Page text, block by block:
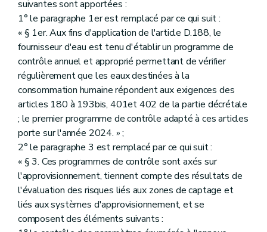
suivantes sont apportées :
1° le paragraphe 1er est remplacé par ce qui suit :
« § 1er. Aux fins d'application de l'article D.188, le
fournisseur d'eau est tenu d'établir un programme de
contrôle annuel et approprié permettant de vérifier
régulièrement que les eaux destinées à la
consommation humaine répondent aux exigences des
articles 180 à 193bis, 401et 402 de la partie décrétale
; le premier programme de contrôle adapté à ces articles
porte sur l'année 2024. » ;
2° le paragraphe 3 est remplacé par ce qui suit :
« § 3. Ces programmes de contrôle sont axés sur
l'approvisionnement, tiennent compte des résultats de
l'évaluation des risques liés aux zones de captage et
liés aux systèmes d'approvisionnement, et se
composent des éléments suivants :